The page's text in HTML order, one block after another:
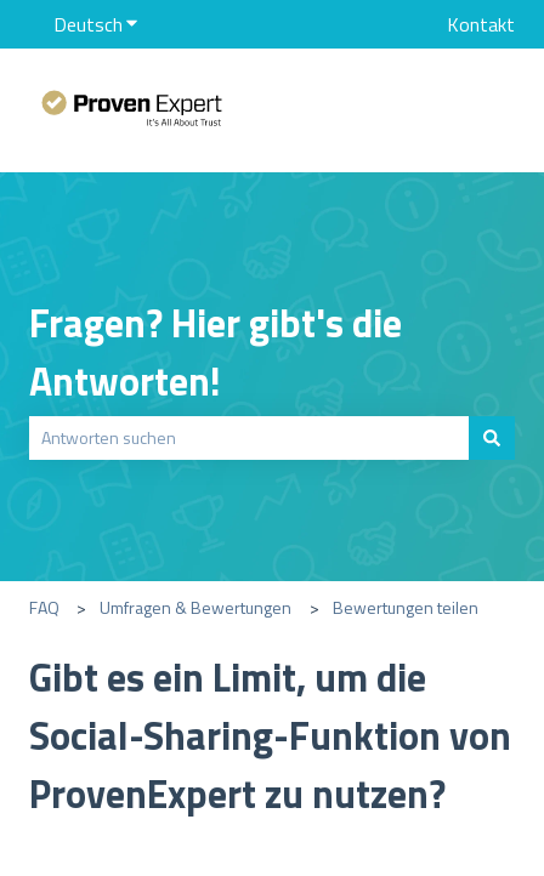
DeutschUntermenü für Übersetzungen anzeigenKontakt
Fragen? Hier gibt's die
Antworten!
FAQ Umfragen & Bewertungen Bewertungen teilen
Gibt es ein Limit, um die
Social-Sharing-Funktion von
ProvenExpert zu nutzen?